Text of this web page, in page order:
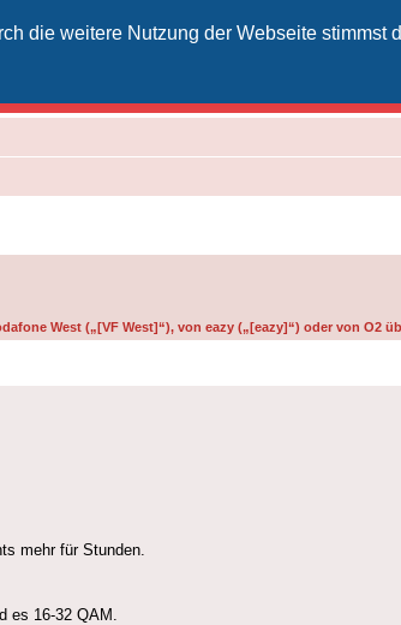
die weitere Nutzung der Webseite stimmst
West („[VF West]“), von eazy („[eazy]“) oder von O2
mehr für Stunden.
es 16-32 QAM.